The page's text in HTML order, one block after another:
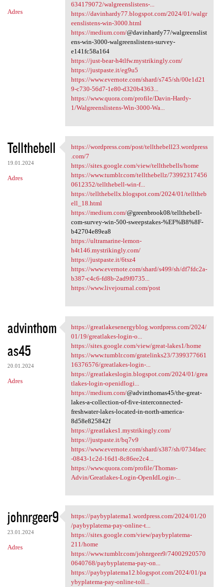
Adres
634179072/walgreenslistens-...
https://davinhardy77.blogspot.com/2024/01/walgr
eenslistens-win-3000.html
https://medium.com/@davinhardy77/walgreenslist
ens-win-3000-walgreenslistens-survey-
e141fc58a164
https://just-bear-h4tlfw.mystrikingly.com/
https://justpaste.it/eg9u5
https://www.evernote.com/shard/s745/sh/00e1d21
9-c730-56d7-1e80-d320b4363...
https://www.quora.com/profile/Davin-Hardy-
1/Walgreenslistens-Win-3000-Wa...
Tellthebell
19.01.2024
Adres
https://wordpress.com/post
https://wordpress.com/post/tellthebell23.wordpress
.com/7
https://sites.google.com/view/tellthebells/home
https://www.tumblr.com/tellthebellz/73992317456
0612352/tellthebell-win-f...
https://tellthebellx.blogspot.com/2024/01/telltheb
ell_18.html
https://medium.com/@greenbrook08/tellthebell-
com-survey-win-500-sweepstakes-%EF%B8%8F-
b42704e89ea8
https://ultramarine-lemon-
h4t146.mystrikingly.com/
https://justpaste.it/6tsz4
https://www.evernote.com/shard/s499/sh/df7fdc2a-
b387-c4c6-fd8b-2ad9f0735...
https://www.livejournal.com/post
advinthom
as45
20.01.2024
Adres
https://greatlakesenergyblog
https://greatlakesenergyblog.wordpress.com/2024/
01/19/greatlakes-login-o...
https://sites.google.com/view/great-lakes1/home
https://www.tumblr.com/gratelinks23/7399377661
16376576/greatlakes-login-...
https://greatlakeslogin.blogspot.com/2024/01/grea
tlakes-login-openidlogi...
https://medium.com/@advinthomas45/the-great-
lakes-a-collection-of-five-interconnected-
freshwater-lakes-located-in-north-america-
8d58e825842f
https://greatlakes1.mystrikingly.com/
https://justpaste.it/bq7v9
https://www.evernote.com/shard/s387/sh/0734faec
-0843-1c2d-16d1-8c86ee2c4...
https://www.quora.com/profile/Thomas-
Advin/Greatlakes-Login-OpenIdLogin-...
johnrgeer9
23.01.2024
Adres
https://paybyplatema1
https://paybyplatema1.wordpress.com/2024/01/20
/paybyplatema-pay-online-t...
https://sites.google.com/view/paybyplatema-
211/home
https://www.tumblr.com/johnrgeer9/74002920570
0640768/paybyplatema-pay-on...
https://paybyplatema12.blogspot.com/2024/01/pa
ybyplatema-pay-online-toll...